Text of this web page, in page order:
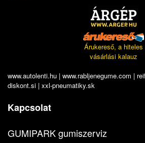
Árukereső, a hiteles
vásárlási kalauz
www.autolenti.hu | www.rabljenegume.com |
diskont.si | xxl-pneumatiky.sk
Kapcsolat
GUMIPARK gumiszerviz